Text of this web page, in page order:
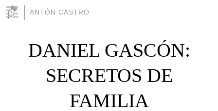
ANTÓN CASTRO
DANIEL GASCÓN:
SECRETOS DE
FAMILIA